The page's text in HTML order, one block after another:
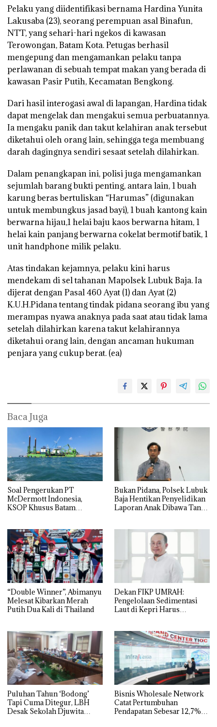
Pelaku yang diidentifikasi bernama Hardina Yunita
Lakusaba (23), seorang perempuan asal Binafun,
NTT, yang sehari-hari ngekos di kawasan
Terowongan, Batam Kota. Petugas berhasil
mengepung dan mengamankan pelaku tanpa
perlawanan di sebuah tempat makan yang berada di
kawasan Pasir Putih, Kecamatan Bengkong.
Dari hasil interogasi awal di lapangan, Hardina tidak
dapat mengelak dan mengakui semua perbuatannya.
Ia mengaku panik dan takut kelahiran anak tersebut
diketahui oleh orang lain, sehingga tega membuang
darah dagingnya sendiri sesaat setelah dilahirkan.
Dalam penangkapan ini, polisi juga mengamankan
sejumlah barang bukti penting, antara lain, 1 buah
karung beras bertuliskan “Harumas” (digunakan
untuk membungkus jasad bayi), 1 buah kantong kain
berwarna hijau,1 helai baju kaos berwarna hitam, 1
helai kain panjang berwarna cokelat bermotif batik, 1
unit handphone milik pelaku.
Atas tindakan kejamnya, pelaku kini harus
mendekam di sel tahanan Mapolsek Lubuk Baja. Ia
dijerat dengan Pasal 460 Ayat (1) dan Ayat (2)
K.U.H.Pidana tentang tindak pidana seorang ibu yang
merampas nyawa anaknya pada saat atau tidak lama
setelah dilahirkan karena takut kelahirannya
diketahui orang lain, dengan ancaman hukuman
penjara yang cukup berat. (ea)
Baca Juga
‎Soal Pengerukan PT
McDermott Indonesia,
KSOP Khusus Batam
Bukan Pidana, Polsek Lubuk
Baja Hentikan Penyelidikan
Laporan Anak Dibawa Tanpa
“Double Winner”, Abimanyu
Melesat Kibarkan Merah
Putih Dua Kali di Thailand
Dekan FIKP UMRAH:
Pengelolaan Sedimentasi
Laut di Kepri Harus
dengan Konservasi
Puluhan Tahun ‘Bodong’
Tapi Cuma Ditegur, LBH
Desak Sekolah Djuwita
Bisnis Wholesale Network
Catat Pertumbuhan
Pendapatan Sebesar 12,7%